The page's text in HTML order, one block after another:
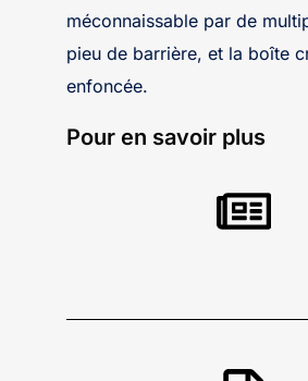
méconnaissable par de
pieu de barrière, et la boîte
enfoncée.
Pour en savoir plus